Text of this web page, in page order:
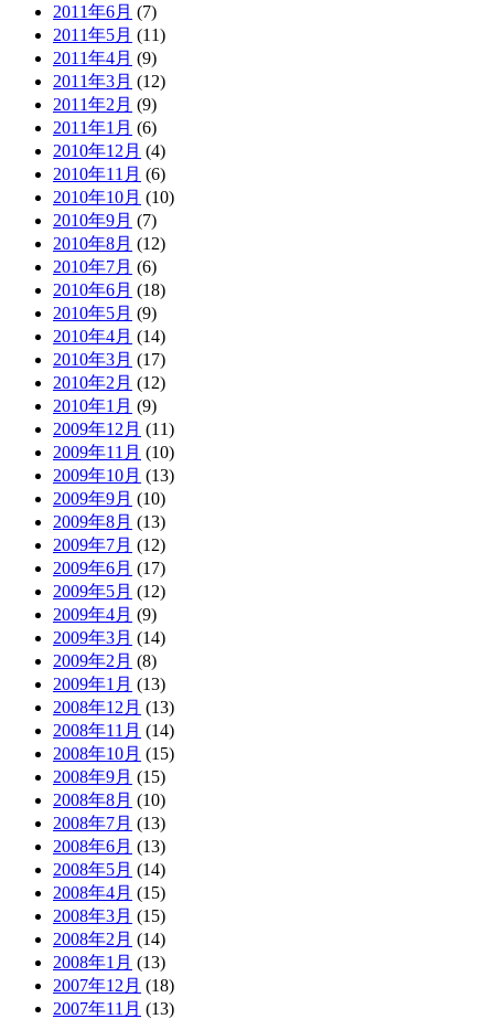
2011年6月 (7)
2011年5月 (11)
2011年4月 (9)
2011年3月 (12)
2011年2月 (9)
2011年1月 (6)
2010年12月 (4)
2010年11月 (6)
2010年10月 (10)
2010年9月 (7)
2010年8月 (12)
2010年7月 (6)
2010年6月 (18)
2010年5月 (9)
2010年4月 (14)
2010年3月 (17)
2010年2月 (12)
2010年1月 (9)
2009年12月 (11)
2009年11月 (10)
2009年10月 (13)
2009年9月 (10)
2009年8月 (13)
2009年7月 (12)
2009年6月 (17)
2009年5月 (12)
2009年4月 (9)
2009年3月 (14)
2009年2月 (8)
2009年1月 (13)
2008年12月 (13)
2008年11月 (14)
2008年10月 (15)
2008年9月 (15)
2008年8月 (10)
2008年7月 (13)
2008年6月 (13)
2008年5月 (14)
2008年4月 (15)
2008年3月 (15)
2008年2月 (14)
2008年1月 (13)
2007年12月 (18)
2007年11月 (13)